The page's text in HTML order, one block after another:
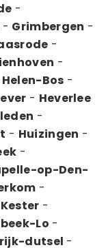
-
- Grimbergen -
-
-
Helen-Bos -
- Heverlee
-
- Huizingen -
-
op-Den-
-
Kester -
Lo -
dutsel -